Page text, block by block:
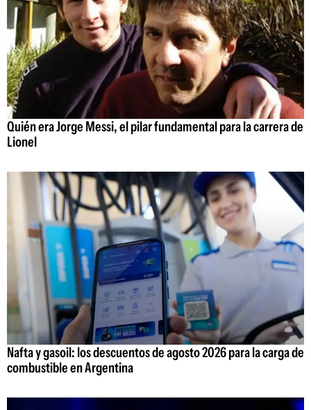
Quién era Jorge Messi, el pilar fundamental para la carrera de
Lionel
Nafta y gasoil: los descuentos de agosto 2026 para la carga de
combustible en Argentina